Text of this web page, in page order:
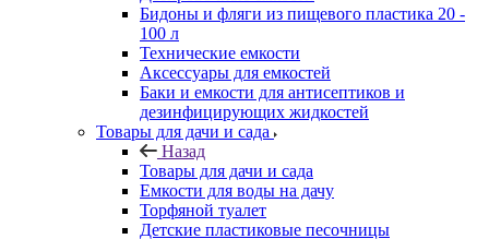
Бидоны и фляги из пищевого пластика 20 -
100 л
Технические емкости
Аксессуары для емкостей
Баки и емкости для антисептиков и
дезинфицирующих жидкостей
Товары для дачи и сада
Назад
Товары для дачи и сада
Емкости для воды на дачу
Торфяной туалет
Детские пластиковые песочницы